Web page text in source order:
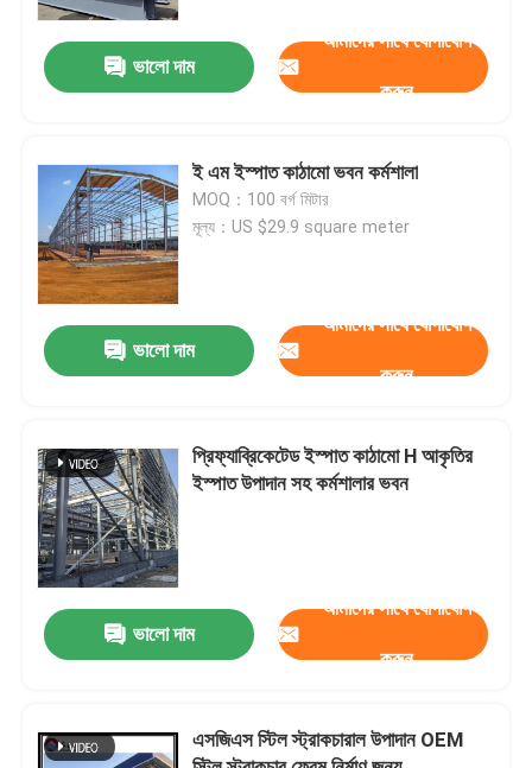
বাড়ি
আমাদের সম্বন্ধে
কারখানা পরিদর্শন
গুণমান নিয়ন্ত্রণ
আমাদের সাথে যোগাযোগ
খবর
মামলা
ইস্পাত কাঠামো গুদাম
ভালো দাম
আমাদের সাথে যোগাযোগ
করুন
ই এম ইস্পাত কাঠামো ভবন কর্মশালা
MOQ：100 বর্গ মিটার
মূল্য：US $29.9 square meter
ভালো দাম
আমাদের সাথে যোগাযোগ
করুন
প্রিফ্যাব্রিকেটেড ইস্পাত কাঠামো H আকৃতির
ইস্পাত উপাদান সহ কর্মশালার ভবন
ভালো দাম
আমাদের সাথে যোগাযোগ
করুন
এসজিএস স্টিল স্ট্রাকচারাল উপাদান OEM